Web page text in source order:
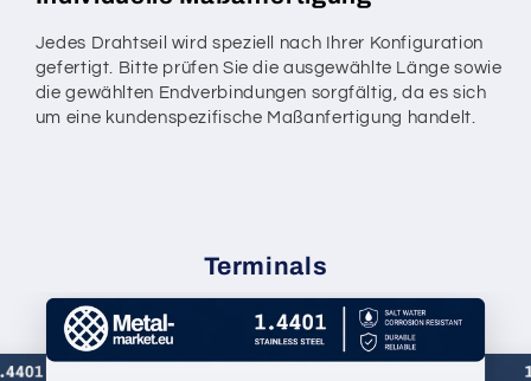
Jedes Drahtseil wird speziell nach Ihrer Konfiguration
gefertigt. Bitte prüfen Sie die ausgewählte Länge sowie
die gewählten Endverbindungen sorgfältig, da es sich
um eine kundenspezifische Maßanfertigung handelt.
Terminals